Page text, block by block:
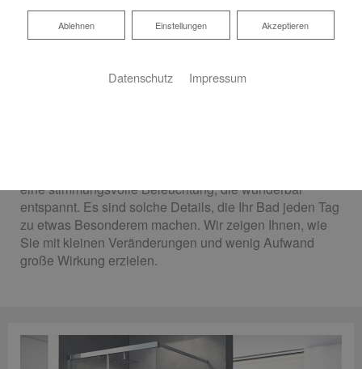
Fresh-up für Ihr Bad von Gerhard
Heizungsbau
eine stimmungsvolle Beleuchtung, die wunderbar
entspannt. Es sind solche Details, die Ihr Bad jeden Tag
zu etwas Besonderem machen. Wir zeigen Ihnen, wie
Sie mit kleinen Veränderungen und wenig Aufwand
große Wirkung erzielen.
Akzeptieren
Einstellungen
Ablehnen
Ablehnen
Datenschutz Impressum